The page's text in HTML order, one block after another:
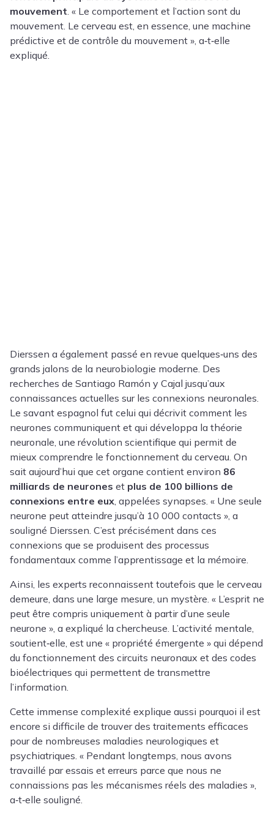
mouvement. « Le comportement et l’action sont du
mouvement. Le cerveau est, en essence, une machine
prédictive et de contrôle du mouvement », a‑t‑elle
expliqué.
Dierssen a également passé en revue quelques‑uns des
grands jalons de la neurobiologie moderne. Des
recherches de Santiago Ramón y Cajal jusqu’aux
connaissances actuelles sur les connexions neuronales.
Le savant espagnol fut celui qui décrivit comment les
neurones communiquent et qui développa la théorie
neuronale, une révolution scientifique qui permit de
mieux comprendre le fonctionnement du cerveau. On
sait aujourd’hui que cet organe contient environ 86
milliards de neurones et plus de 100 billions de
connexions entre eux, appelées synapses. « Une seule
neurone peut atteindre jusqu’à 10 000 contacts », a
souligné Dierssen. C’est précisément dans ces
connexions que se produisent des processus
fondamentaux comme l’apprentissage et la mémoire.
Ainsi, les experts reconnaissent toutefois que le cerveau
demeure, dans une large mesure, un mystère. « L’esprit ne
peut être compris uniquement à partir d’une seule
neurone », a expliqué la chercheuse. L’activité mentale,
soutient‑elle, est une « propriété émergente » qui dépend
du fonctionnement des circuits neuronaux et des codes
bioélectriques qui permettent de transmettre
l’information.
Cette immense complexité explique aussi pourquoi il est
encore si difficile de trouver des traitements efficaces
pour de nombreuses maladies neurologiques et
psychiatriques. « Pendant longtemps, nous avons
travaillé par essais et erreurs parce que nous ne
connaissions pas les mécanismes réels des maladies »,
a‑t‑elle souligné.